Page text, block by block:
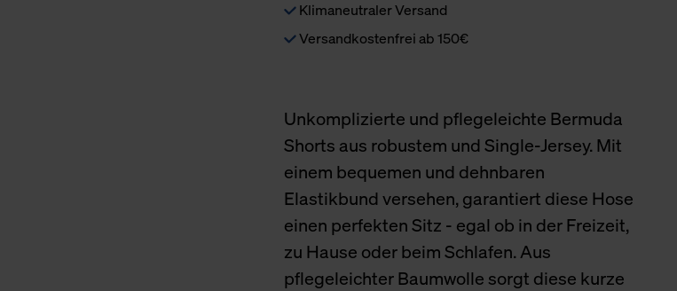
Klimaneutraler Versand
Versandkostenfrei ab 150€
Unkomplizierte und pflegeleichte Bermuda
Shorts aus robustem und Single-Jersey. Mit
einem bequemen und dehnbaren
Elastikbund versehen, garantiert diese Hose
einen perfekten Sitz - egal ob in der Freizeit,
zu Hause oder beim Schlafen. Aus
pflegeleichter Baumwolle sorgt diese kurze